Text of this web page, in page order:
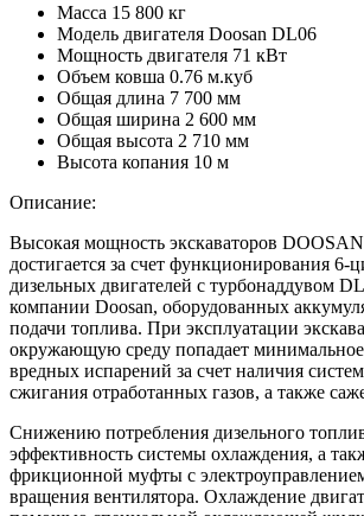
Масса 15 800 кг
Модель двигателя Doosan DL06
Мощность двигателя 71 кВт
Объем ковша 0.76 м.куб
Общая длина 7 700 мм
Общая ширина 2 600 мм
Общая высота 2 710 мм
Высота копания 10 м
Описание:
Высокая мощность экскаваторов
достигается за счет функционирования 6-
дизельных двигателей с турбонаддувом
компании Doosan, оборудованных
подачи топлива. При эксплуатации
окружающую среду попадает минимальное
вредных испарений за счет наличия
сжигания отработанных газов, а также
Снижению потребления дизельного
эффективность системы охлаждения, а
фрикционной муфты с
вращения вентилятора. Охлаждение